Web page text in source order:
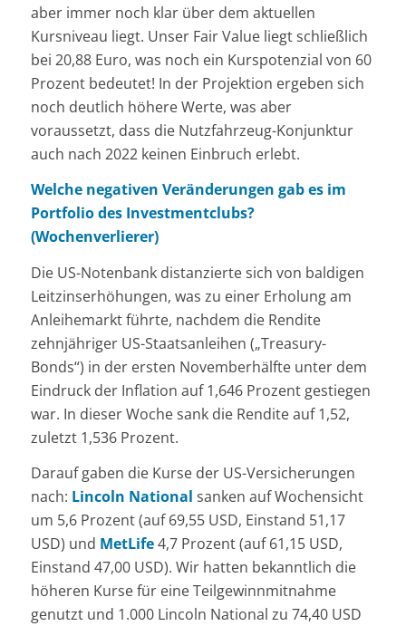
aber immer noch klar über dem aktuellen
Kursniveau liegt. Unser Fair Value liegt schließlich
bei 20,88 Euro, was noch ein Kurspotenzial von 60
Prozent bedeutet! In der Projektion ergeben sich
noch deutlich höhere Werte, was aber
voraussetzt, dass die Nutzfahrzeug-Konjunktur
auch nach 2022 keinen Einbruch erlebt.
Welche negativen Veränderungen gab es im
Portfolio des Investmentclubs?
(Wochenverlierer)
Die US-Notenbank distanzierte sich von baldigen
Leitzinserhöhungen, was zu einer Erholung am
Anleihemarkt führte, nachdem die Rendite
zehnjähriger US-Staatsanleihen („Treasury-
Bonds“) in der ersten Novemberhälfte unter dem
Eindruck der Inflation auf 1,646 Prozent gestiegen
war. In dieser Woche sank die Rendite auf 1,52,
zuletzt 1,536 Prozent.
Darauf gaben die Kurse der US-Versicherungen
nach: Lincoln National sanken auf Wochensicht
um 5,6 Prozent (auf 69,55 USD, Einstand 51,17
USD) und MetLife4,7 Prozent (auf 61,15 USD,
Einstand 47,00 USD). Wir hatten bekanntlich die
höheren Kurse für eine Teilgewinnmitnahme
genutzt und 1.000 Lincoln National zu 74,40 USD